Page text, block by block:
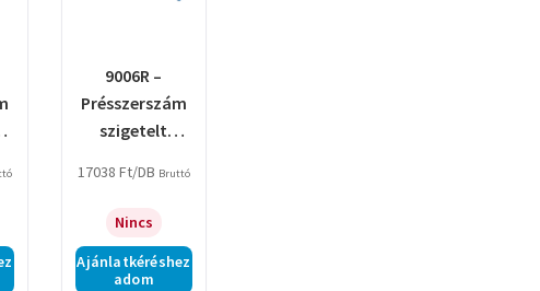
9006R –
Présszerszám
szigetelt
17038 Ft/DB Bruttó
Nincs
Ajánlatkéréshez
adom